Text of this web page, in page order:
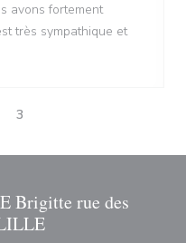
avons fortement
très sympathique et
3
Brigitte rue des